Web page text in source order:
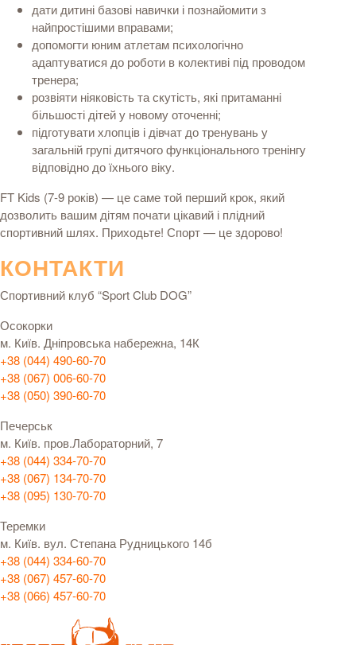
дати дитині базові навички і познайомити з
найпростішими вправами;
допомогти юним атлетам психологічно
адаптуватися до роботи в колективі під проводом
тренера;
розвіяти ніяковість та скутість, які притаманні
більшості дітей у новому оточенні;
підготувати хлопців і дівчат до тренувань у
загальній групі дитячого функціонального тренінгу
відповідно до їхнього віку.
FT Kids (7-9 років) — це саме той перший крок, який
дозволить вашим дітям почати цікавий і плідний
спортивний шлях. Приходьте! Спорт — це здорово!
КОНТАКТИ
Спортивний клуб “Sport Club DOG”
Осокорки
м. Київ. Дніпровська набережна, 14К
+38 (044) 490-60-70
+38 (067) 006-60-70
+38 (050) 390-60-70
Печерськ
м. Київ. пров.Лабораторний, 7
+38 (044) 334-70-70
+38 (067) 134-70-70
+38 (095) 130-70-70
Теремки
м. Київ. вул. Степана Рудницького 14б
+38 (044) 334-60-70
+38 (067) 457-60-70
+38 (066) 457-60-70